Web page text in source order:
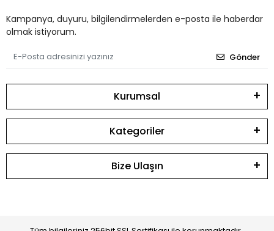
Kampanya, duyuru, bilgilendirmelerden e-posta ile haberdar
olmak istiyorum.
Gönder
Kurumsal
Kategoriler
Bize Ulaşın